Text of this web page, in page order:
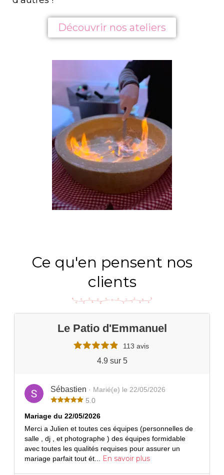
Découvrir nos ateliers
Ce qu'en pensent nos
clients
Le Patio d'Emmanuel
113 avis
4.9 sur 5
Sébastien · Marié(e) le 22/05/2026
5.0
Mariage du 22/05/2026
Merci a Julien et toutes ces équipes (personnelles de
salle , dj , et photographe ) des équipes formidable
avec toutes les qualités requises pour assurer un
mariage parfait tout ét...
En savoir plus